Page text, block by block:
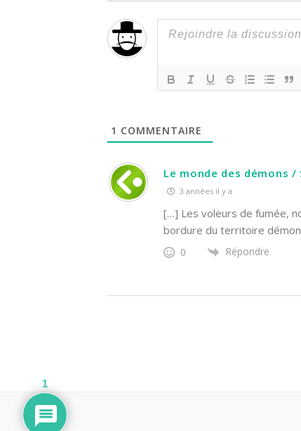
1 COMMENTAIRE
Le monde des démons
3 années il y a
[…] Les voleurs de fumée,
bordure du territoire
0 Répondre
1